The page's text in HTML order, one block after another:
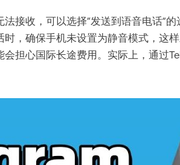
接收，可以选择“发送到语音电话”
时，确保手机未设置为静音模式，这
会担心国际长途费用。实际上，通过